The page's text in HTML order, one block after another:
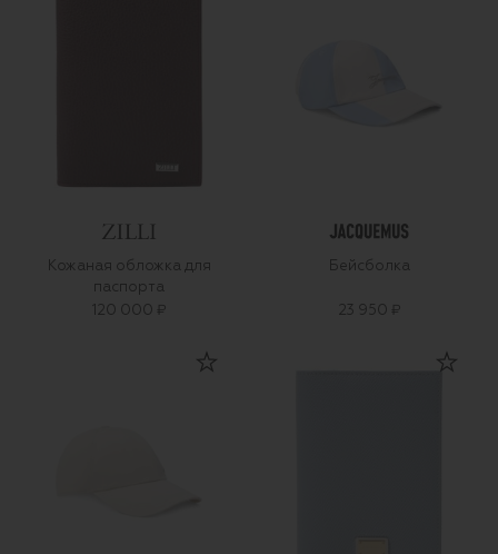
Кожаная обложка для
паспорта
120 000 ₽
Бейсболка
23 950 ₽